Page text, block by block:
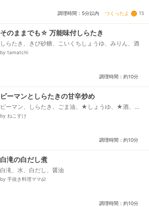
調理時間：5分以内 つくったよ 15
そのままでも☆ 万能味付しらたき
しらたき、きび砂糖、こいくちしょうゆ、みりん、酒
by tamatchi
調理時間：約10分
ピーマンとしらたきの甘辛炒め
ピーマン、しらたき、ごま油、★しょうゆ、★酒、★
みりん、★砂糖、塩、炒りごま、白、ラー油（お好み
by ねこすけ
調理時間：約10分
白滝の白だし煮
白滝、水、白だし、醤油
by 手抜き料理ママ‎໒꒱
調理時間：約10分